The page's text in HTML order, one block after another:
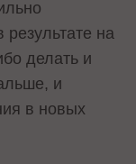
на
делать и
и
в новых